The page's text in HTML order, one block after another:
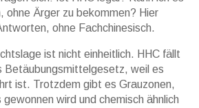
ohne Ärger zu bekommen? Hier
ohne Fachchinesisch.
ist nicht einheitlich. HHC fällt
Betäubungsmittelgesetz, weil es
ist. Trotzdem gibt es Grauzonen,
wird und chemisch ähnlich